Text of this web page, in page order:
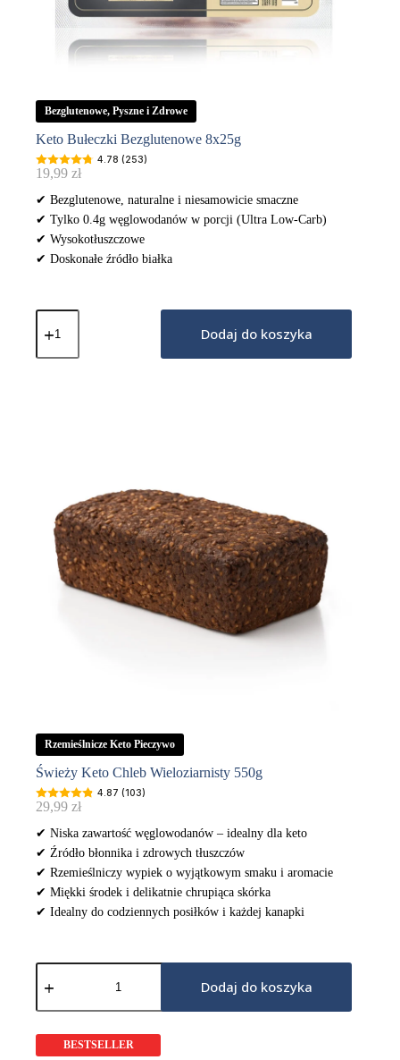
Bezglutenowe, Pyszne i Zdrowe
Keto Bułeczki Bezglutenowe 8x25g
4.78 (253)
19,99 zł
✔ Bezglutenowe, naturalne i niesamowicie smaczne
✔ Tylko 0.4g węglowodanów w porcji (Ultra Low-Carb)
✔ Wysokotłuszczowe
✔ Doskonałe źródło białka
ilość
Keto
Bezglutenowe
Dodaj do koszyka
Rzemieślnicze Keto Pieczywo
Świeży Keto Chleb Wieloziarnisty 550g
4.87 (103)
29,99 zł
✔ Niska zawartość węglowodanów – idealny dla keto
✔ Źródło błonnika i zdrowych tłuszczów
✔ Rzemieślniczy wypiek o wyjątkowym smaku i aromacie
✔ Miękki środek i delikatnie chrupiąca skórka
✔ Idealny do codziennych posiłków i każdej kanapki
ilość
Świeży
Chleb
Dodaj do koszyka
BESTSELLER